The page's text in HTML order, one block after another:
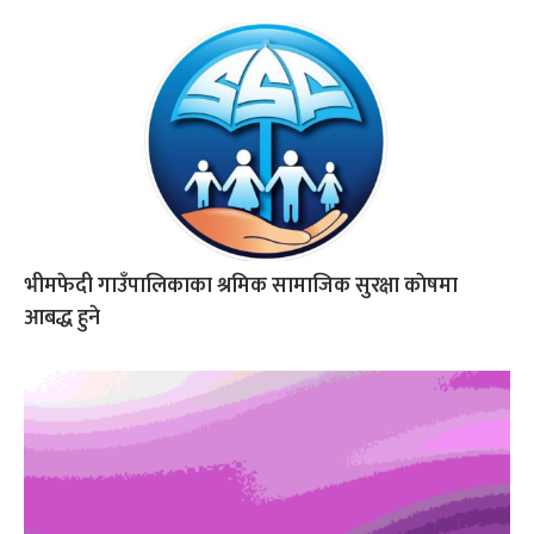
भीमफेदी गाउँपालिकाका श्रमिक सामाजिक सुरक्षा काेषमा
आबद्ध हुने